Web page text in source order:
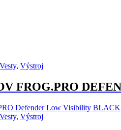
, Výstroj
FROG.PRO
, Výstroj